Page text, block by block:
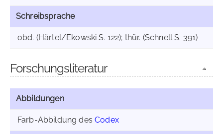
Schreibsprache
obd. (Härtel/Ekowski S. 122); thür. (Schnell S. 391)
Forschungsliteratur
Abbildungen
Farb-Abbildung desCodex